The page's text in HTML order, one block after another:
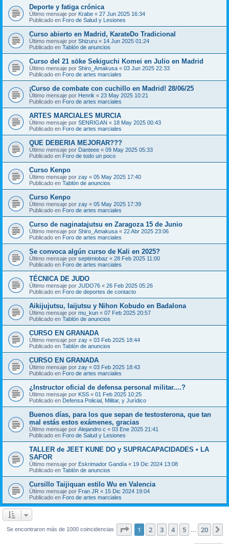
Deporte y fatiga crónica
Último mensaje por Krabe « 27 Jun 2025 16:34
Publicado en Foro de Salud y Lesiones
Curso abierto en Madrid, KarateDo Tradicional
Último mensaje por Shizuru « 14 Jun 2025 01:24
Publicado en Tablón de anuncios
Curso del 21 sōke Sekiguchi Komei en Julio en Madrid
Último mensaje por Shiro_Amakusa « 03 Jun 2025 22:33
Publicado en Foro de artes marciales
¡Curso de combate con cuchillo en Madrid! 28/06/25
Último mensaje por Henrik « 23 May 2025 10:21
Publicado en Foro de artes marciales
ARTES MARCIALES MURCIA
Último mensaje por SENRIGAN « 18 May 2025 00:43
Publicado en Foro de artes marciales
QUE DEBERIA MEJORAR???
Último mensaje por Danteee « 09 May 2025 05:33
Publicado en Foro de todo un poco
Curso Kenpo
Último mensaje por zay « 05 May 2025 17:40
Publicado en Tablón de anuncios
Curso Kenpo
Último mensaje por zay « 05 May 2025 17:39
Publicado en Foro de artes marciales
Curso de naginatajutsu en Zaragoza 15 de Junio
Último mensaje por Shiro_Amakusa « 22 Abr 2025 23:06
Publicado en Foro de artes marciales
Se convoca algún curso de Kali en 2025?
Último mensaje por septimiobaz « 28 Feb 2025 11:00
Publicado en Foro de artes marciales
TÉCNICA DE JUDO
Último mensaje por JUDO76 « 26 Feb 2025 05:26
Publicado en Foro de deportes de contacto
Aikijujutsu, Iaijutsu y Nihon Kobudo en Badalona
Último mensaje por mu_kun « 07 Feb 2025 20:57
Publicado en Tablón de anuncios
CURSO EN GRANADA
Último mensaje por zay « 03 Feb 2025 18:44
Publicado en Tablón de anuncios
CURSO EN GRANADA
Último mensaje por zay « 03 Feb 2025 18:43
Publicado en Foro de artes marciales
¿Instructor oficial de defensa personal militar....?
Último mensaje por KSS « 01 Feb 2025 10:25
Publicado en Defensa Policial, Militar, y Jurídico
Buenos días, para los que sepan de testosterona, que tan
mal estás estos exámenes, gracias
Último mensaje por Alejandro c « 03 Ene 2025 21:41
Publicado en Foro de Salud y Lesiones
TALLER de JEET KUNE DO y SUPRACAPACIDADES • LA
SAFOR
Último mensaje por Eskrimador Gandía « 19 Dic 2024 13:08
Publicado en Tablón de anuncios
Cursillo Taijiquan estilo Wu en Valencia
Último mensaje por Fran JR « 15 Dic 2024 19:04
Publicado en Foro de artes marciales
Se encontraron más de 1000 coincidencias Página de 20
1 2 3 4 5 20